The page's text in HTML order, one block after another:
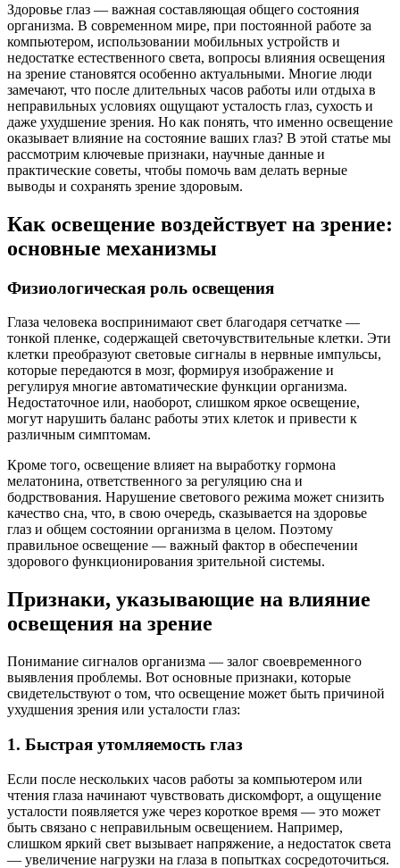
Здоровье глаз — важная составляющая общего состояния
организма. В современном мире, при постоянной работе за
компьютером, использовании мобильных устройств и
недостатке естественного света, вопросы влияния освещения
на зрение становятся особенно актуальными. Многие люди
замечают, что после длительных часов работы или отдыха в
неправильных условиях ощущают усталость глаз, сухость и
даже ухудшение зрения. Но как понять, что именно освещение
оказывает влияние на состояние ваших глаз? В этой статье мы
рассмотрим ключевые признаки, научные данные и
практические советы, чтобы помочь вам делать верные
выводы и сохранять зрение здоровым.
Как освещение воздействует на зрение:
основные механизмы
Физиологическая роль освещения
Глаза человека воспринимают свет благодаря сетчатке —
тонкой пленке, содержащей светочувствительные клетки. Эти
клетки преобразуют световые сигналы в нервные импульсы,
которые передаются в мозг, формируя изображение и
регулируя многие автоматические функции организма.
Недостаточное или, наоборот, слишком яркое освещение,
могут нарушить баланс работы этих клеток и привести к
различным симптомам.
Кроме того, освещение влияет на выработку гормона
мелатонина, ответственного за регуляцию сна и
бодрствования. Нарушение светового режима может снизить
качество сна, что, в свою очередь, сказывается на здоровье
глаз и общем состоянии организма в целом. Поэтому
правильное освещение — важный фактор в обеспечении
здорового функционирования зрительной системы.
Признаки, указывающие на влияние
освещения на зрение
Понимание сигналов организма — залог своевременного
выявления проблемы. Вот основные признаки, которые
свидетельствуют о том, что освещение может быть причиной
ухудшения зрения или усталости глаз:
1. Быстрая утомляемость глаз
Если после нескольких часов работы за компьютером или
чтения глаза начинают чувствовать дискомфорт, а ощущение
усталости появляется уже через короткое время — это может
быть связано с неправильным освещением. Например,
слишком яркий свет вызывает напряжение, а недостаток света
— увеличение нагрузки на глаза в попытках сосредоточиться.